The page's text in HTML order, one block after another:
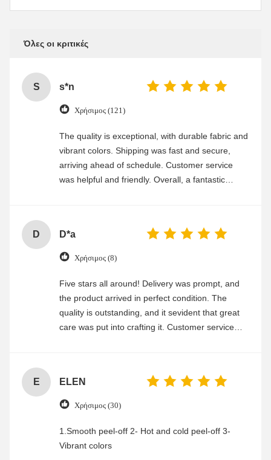
Όλες οι κριτικές
S s*n
Χρήσιμος (121)
The quality is exceptional, with durable fabric and
vibrant colors. Shipping was fast and secure,
arriving ahead of schedule. Customer service
was helpful and friendly. Overall, a fantastic
D D*a
Χρήσιμος (8)
Five stars all around! Delivery was prompt, and
the product arrived in perfect condition. The
quality is outstanding, and it sevident that great
care was put into crafting it. Customer service
E ELEN
Χρήσιμος (30)
1.Smooth peel-off 2- Hot and cold peel-off 3-
Vibrant colors